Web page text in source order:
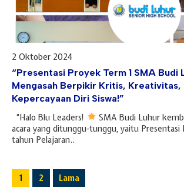
2 Oktober 2024
“Presentasi Proyek Term 1 SMA Budi
Mengasah Berpikir Kritis, Kreativitas,
Kepercayaan Diri Siswa!”
“Halo Blu Leaders!
SMA Budi Luhur
acara yang ditunggu-tunggu, yaitu Presentasi
tahun Pelajaran..
1 2 Lama